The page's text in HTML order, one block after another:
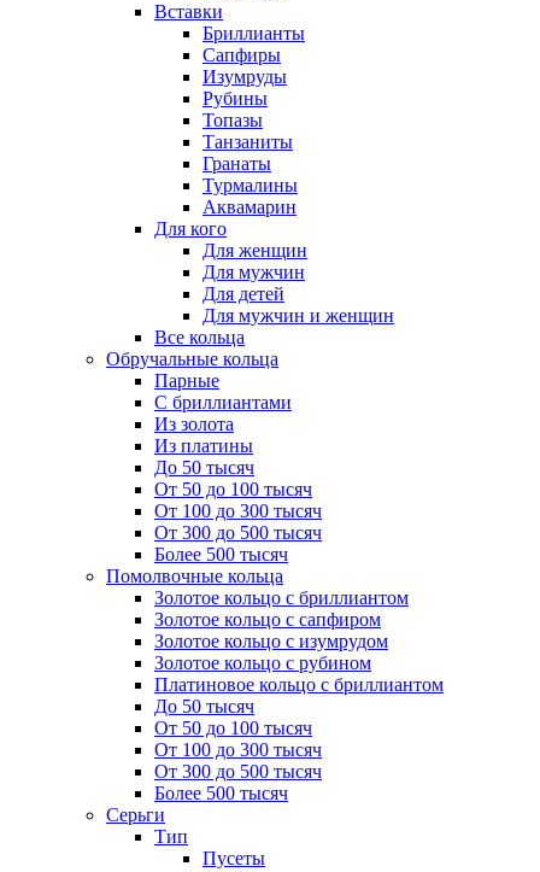
Вставки
Бриллианты
Сапфиры
Изумруды
Рубины
Топазы
Танзаниты
Гранаты
Турмалины
Аквамарин
Для кого
Для женщин
Для мужчин
Для детей
Для мужчин и женщин
Все кольца
Обручальные кольца
Парные
С бриллиантами
Из золота
Из платины
До 50 тысяч
От 50 до 100 тысяч
От 100 до 300 тысяч
От 300 до 500 тысяч
Более 500 тысяч
Помолвочные кольца
Золотое кольцо с бриллиантом
Золотое кольцо с сапфиром
Золотое кольцо с изумрудом
Золотое кольцо с рубином
Платиновое кольцо с бриллиантом
До 50 тысяч
От 50 до 100 тысяч
От 100 до 300 тысяч
От 300 до 500 тысяч
Более 500 тысяч
Серьги
Тип
Пусеты